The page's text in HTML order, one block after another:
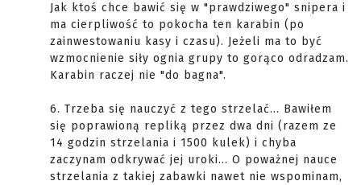
Jak ktoś chce bawić się w "prawdziwego" snipera i
ma cierpliwość to pokocha ten karabin (po
zainwestowaniu kasy i czasu). Jeżeli ma to być
wzmocnienie siły ognia grupy to gorąco odradzam.
Karabin raczej nie "do bagna".
6. Trzeba się nauczyć z tego strzelać... Bawiłem
się poprawioną repliką przez dwa dni (razem ze
14 godzin strzelania i 1500 kulek) i chyba
zaczynam odkrywać jej uroki... O poważnej nauce
strzelania z takiej zabawki nawet nie wspominam,